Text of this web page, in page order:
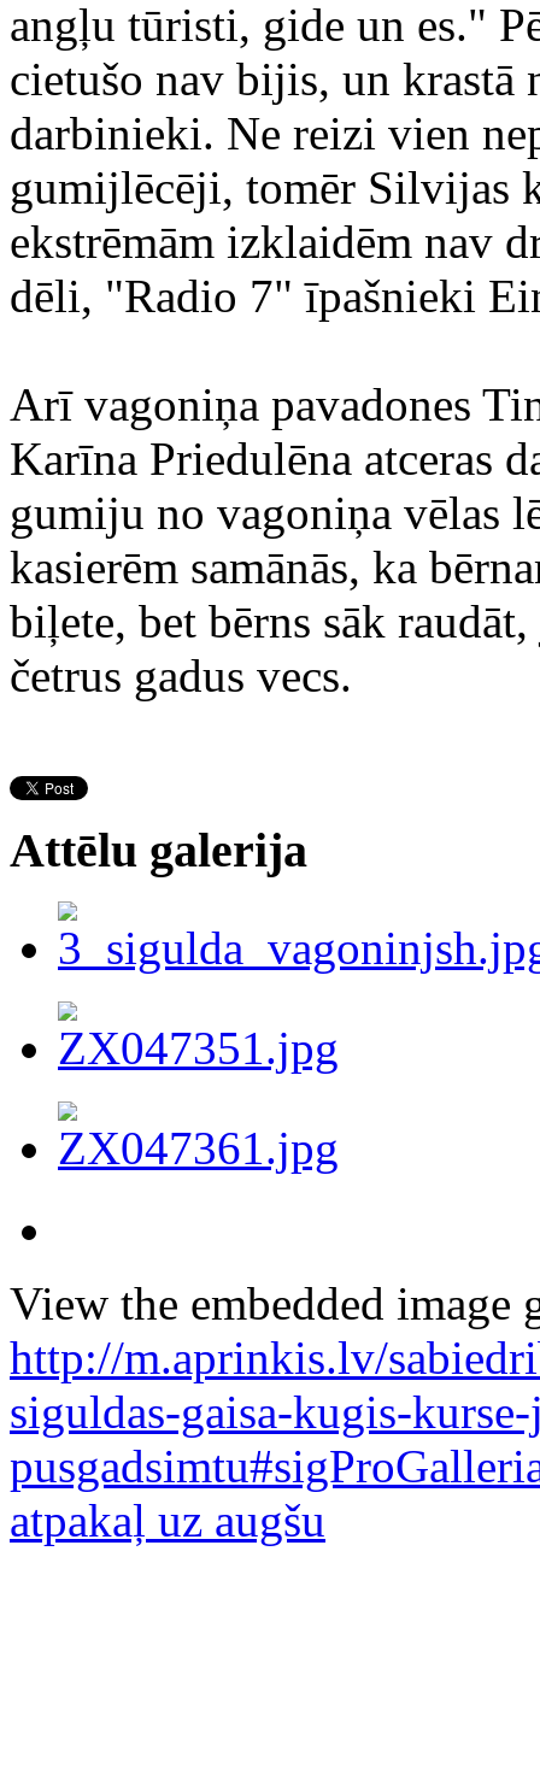
angļu tūristi, gide un es."
cietušo nav bijis, un
darbinieki. Ne reizi vien
gumijlēcēji, tomēr Silvijas
ekstrēmām izklaidēm nav
dēli, "Radio 7" īpašnieki
Arī vagoniņa pavadones
Karīna Priedulēna atceras
gumiju no vagoniņa vēlas
kasierēm samānās, ka
biļete, bet bērns sāk
četrus gadus vecs.
Attēlu galerija
View the embedded image
http://m.aprinkis.lv/
siguldas-gaisa-kugis-
atpakaļ uz augšu